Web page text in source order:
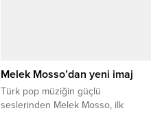
(İGFA) –Türkiye’yi yasa boğan
Kahramanmaraş...
Melek Mosso’dan yeni imaj
Türk pop müziğin güçlü
seslerinden Melek Mosso, ilk